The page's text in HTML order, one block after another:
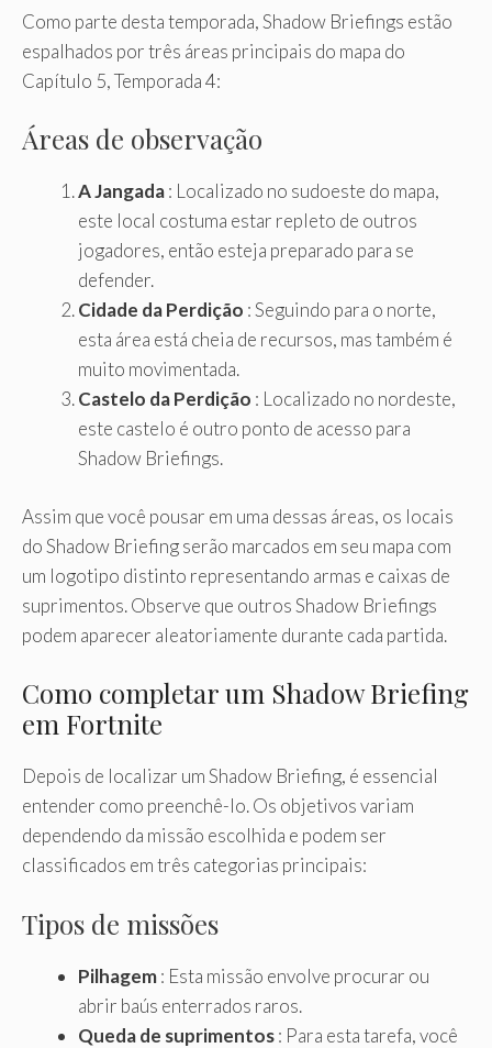
Como parte desta temporada, Shadow Briefings estão
espalhados por três áreas principais do mapa do
Capítulo 5, Temporada 4:
Áreas de observação
A Jangada: Localizado no sudoeste do mapa,
este local costuma estar repleto de outros
jogadores, então esteja preparado para se
defender.
Cidade da Perdição : Seguindo para o norte,
esta área está cheia de recursos, mas também é
muito movimentada.
Castelo da Perdição : Localizado no nordeste,
este castelo é outro ponto de acesso para
Shadow Briefings.
Assim que você pousar em uma dessas áreas, os locais
do Shadow Briefing serão marcados em seu mapa com
um logotipo distinto representando armas e caixas de
suprimentos. Observe que outros Shadow Briefings
podem aparecer aleatoriamente durante cada partida.
Como completar um Shadow Briefing
em Fortnite
Depois de localizar um Shadow Briefing, é essencial
entender como preenchê-lo. Os objetivos variam
dependendo da missão escolhida e podem ser
classificados em três categorias principais:
Tipos de missões
Pilhagem: Esta missão envolve procurar ou
abrir baús enterrados raros.
Queda de suprimentos: Para esta tarefa, você